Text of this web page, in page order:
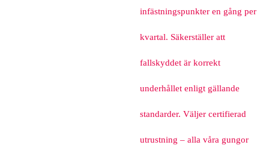
infästningspunkter en gång per
kvartal. Säkerställer att
fallskyddet är korrekt
underhållet enligt gällande
standarder. Väljer certifierad
utrustning – alla våra gungor